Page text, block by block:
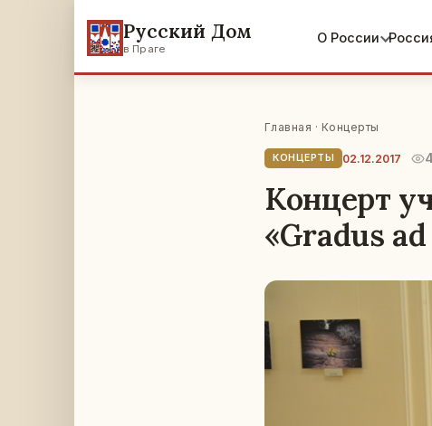
Русский Дом
в Праге
О России
Главная · Концерты
КОНЦЕРТЫ 02.12.2017 4
Концерт
«Gradus